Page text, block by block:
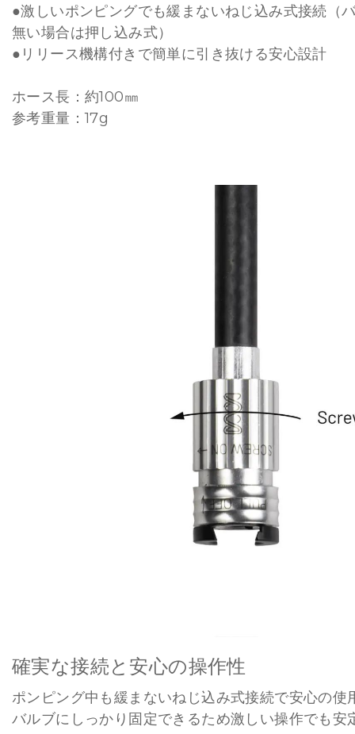
●激しいポンピングでも緩まないねじ込み式接続（
無い場合は押し込み式）
●リリース機構付きで簡単に引き抜ける安心設計
ホース長：約100㎜
参考重量：17g
確実な接続と安心の操作性
ポンピング中も緩まないねじ込み式接続で安心の使
バルブにしっかり固定できるため激しい操作でも安